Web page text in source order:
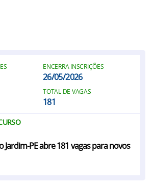
ENCERRA INSCRIÇÕES
26/05/2026
TOTAL DE VAGAS
181
Jardim-PE abre 181 vagas para novos